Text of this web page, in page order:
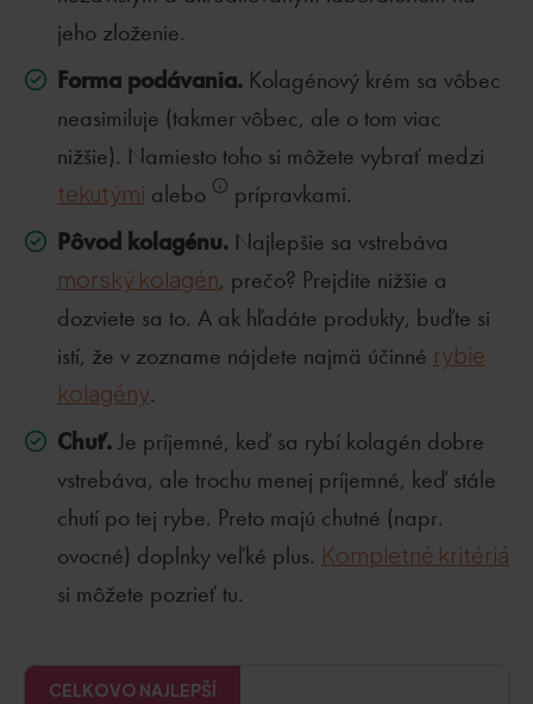
jeho zloženie.
Forma podávania. Kolagénový krém sa vôbec
neasimiluje (takmer vôbec, ale o tom viac
nižšie). Namiesto toho si môžete vybrať medzi
tekutými alebo prípravkami.
Pôvod kolagénu. Najlepšie sa vstrebáva
morský kolagén, prečo? Prejdite nižšie a
dozviete sa to. A ak hľadáte produkty, buďte si
istí, že v zozname nájdete najmä účinné rybie
kolagény.
Chuť. Je príjemné, keď sa rybí kolagén dobre
vstrebáva, ale trochu menej príjemné, keď stále
chutí po tej rybe. Preto majú chutné (napr.
ovocné) doplnky veľké plus. Kompletné kritériá
si môžete pozrieť tu.
CELKOVO NAJLEPŠÍ